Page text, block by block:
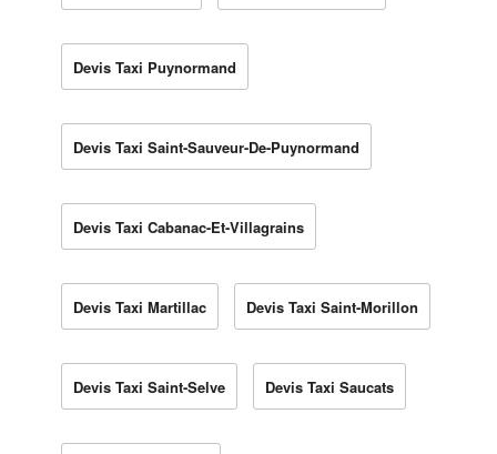
Devis Taxi Puynormand
Devis Taxi Saint-Sauveur-De-Puynormand
Devis Taxi Cabanac-Et-Villagrains
Devis Taxi Martillac Devis Taxi Saint-Morillon
Devis Taxi Saint-Selve Devis Taxi Saucats